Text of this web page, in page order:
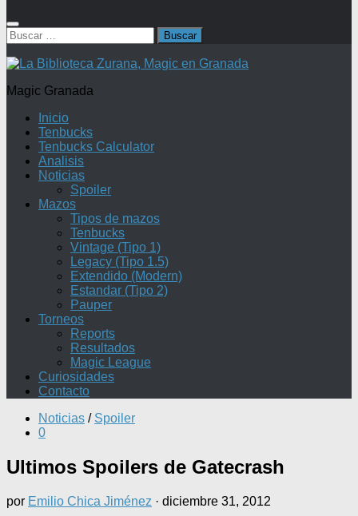
Buscar:
Magic Granada
Inicio
Tenbucks
Tenbucks Calculator
Analisis
Noticias
Spoiler
Mazos
Tipos de mazos
Tenbucks
Vintage (Tipo 1)
Legacy (Tipo 1.5)
Extendido (Modern)
Estandar (Tipo 2)
Pauper
Torneos
Reports
Resultados
Magic League
Curiosidades
Contacto
Noticias / Spoiler
0
Ultimos Spoilers de Gatecrash
por Emilio Chica Jiménez · diciembre 31, 2012